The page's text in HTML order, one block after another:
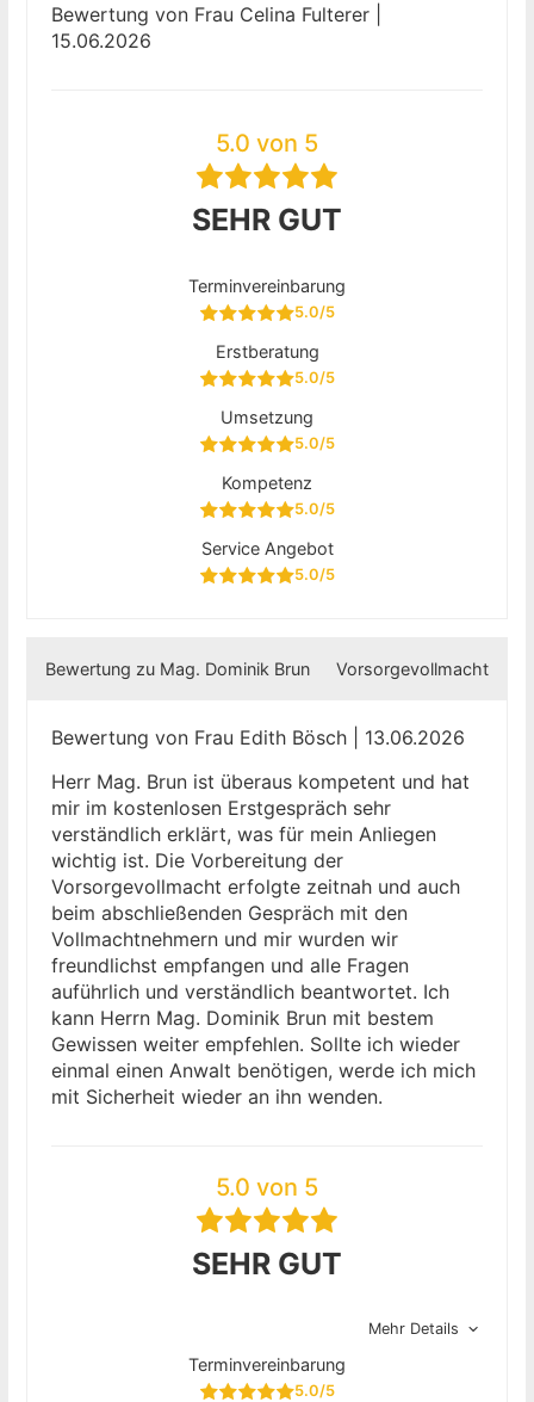
Bewertung von Frau Celina Fulterer |
15.06.2026
5.0 von 5
SEHR GUT
Terminvereinbarung
5.0/5
Erstberatung
5.0/5
Umsetzung
5.0/5
Kompetenz
5.0/5
Service Angebot
5.0/5
Bewertung zu Mag. Dominik Brun Vorsorgevollmacht
Bewertung von Frau Edith Bösch | 13.06.2026
Herr Mag. Brun ist überaus kompetent und hat
mir im kostenlosen Erstgespräch sehr
verständlich erklärt, was für mein Anliegen
wichtig ist. Die Vorbereitung der
Vorsorgevollmacht erfolgte zeitnah und auch
beim abschließenden Gespräch mit den
Vollmachtnehmern und mir wurden wir
freundlichst empfangen und alle Fragen
auführlich und verständlich beantwortet. Ich
kann Herrn Mag. Dominik Brun mit bestem
Gewissen weiter empfehlen. Sollte ich wieder
einmal einen Anwalt benötigen, werde ich mich
mit Sicherheit wieder an ihn wenden.
5.0 von 5
SEHR GUT
Mehr Details
Terminvereinbarung
5.0/5